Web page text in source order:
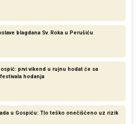
blagdana Sv. Roka u Perušiću
prvi vikend u rujnu hodat će sa
hodanja
u Gospiću: Tlo teško onečišćeno uz rizik